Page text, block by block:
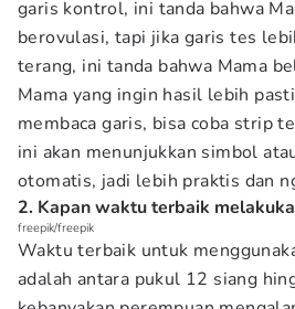
garis kontrol, ini tanda bahwa
berovulasi, tapi jika garis tes
terang, ini tanda bahwa Mama
Mama yang ingin hasil lebih
membaca garis, bisa coba strip
ini akan menunjukkan simbol
otomatis, jadi lebih praktis dan
2. Kapan waktu terbaik
freepik/freepik
Waktu terbaik untuk
adalah antara pukul 12 siang